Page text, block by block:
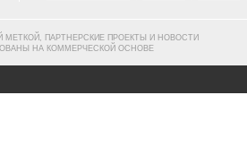
МЕТКОЙ, ПАРТНЕРСКИЕ ПРОЕКТЫ И НОВОСТИ
НА КОММЕРЧЕСКОЙ ОСНОВЕ